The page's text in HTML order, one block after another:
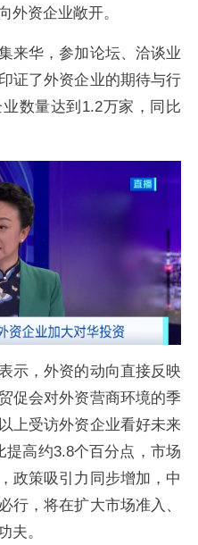
外资企业敞开。
来华，参加论坛、洽谈业
证了外资企业的期待与行
数量达到1.2万家，同比
示，外资的动向直接反映
促会对外资营商环境的季
上受访外资企业看好未来
提高约3.8个百分点，市场
政策吸引力同步增加，中
行，将在扩大市场准入、
夫。